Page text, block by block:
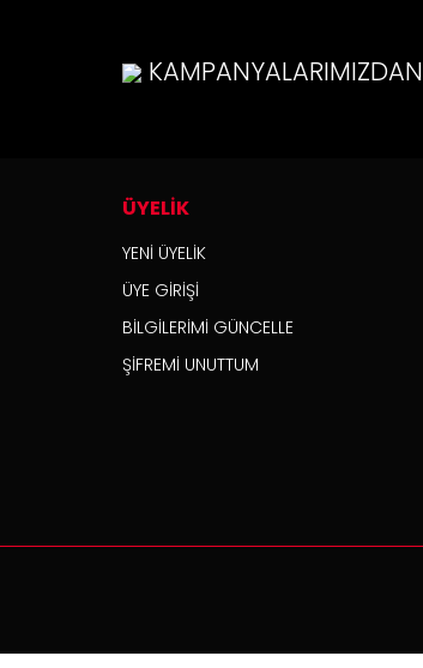
KAMPANYALARIMIZDAN
ÜYELİK
YENİ ÜYELİK
ÜYE GİRİŞİ
BİLGİLERİMİ GÜNCELLE
ŞİFREMİ UNUTTUM